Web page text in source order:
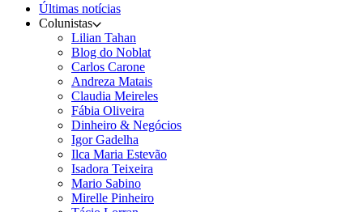
Últimas notícias
Colunistas
Lilian Tahan
Blog do Noblat
Carlos Carone
Andreza Matais
Claudia Meireles
Fábia Oliveira
Dinheiro & Negócios
Igor Gadelha
Ilca Maria Estevão
Isadora Teixeira
Mario Sabino
Mirelle Pinheiro